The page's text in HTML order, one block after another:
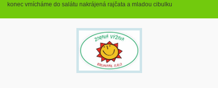
konec vmícháme do salátu nakrájená rajčata a mladou cibulku